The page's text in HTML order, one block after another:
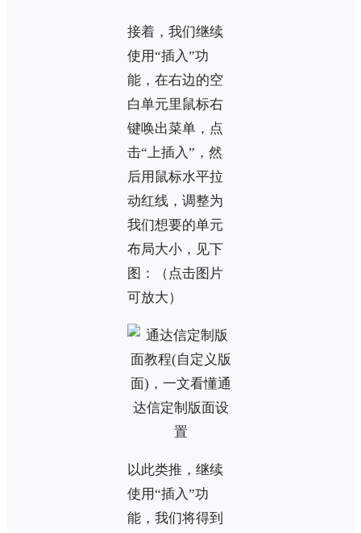
接着，我们继续
使用“插入”功
能，在右边的空
白单元里鼠标右
键唤出菜单，点
击“上插入”，然
后用鼠标水平拉
动红线，调整为
我们想要的单元
布局大小，见下
图：（点击图片
可放大）
以此类推，继续
使用“插入”功
能，我们将得到